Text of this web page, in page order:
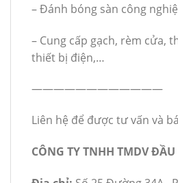
– Đánh bóng sàn công
– Cung cấp gạch, rèm cửa,
thiết bị điện,…
————————————
Liên hệ để được tư vấn và
CÔNG TY TNHH TMDV